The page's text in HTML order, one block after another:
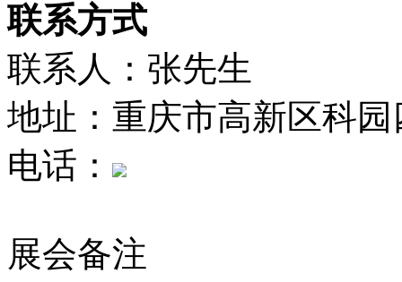
联系方式
联系人：张先生
地址：重庆市高新区科园
电话：
展会备注